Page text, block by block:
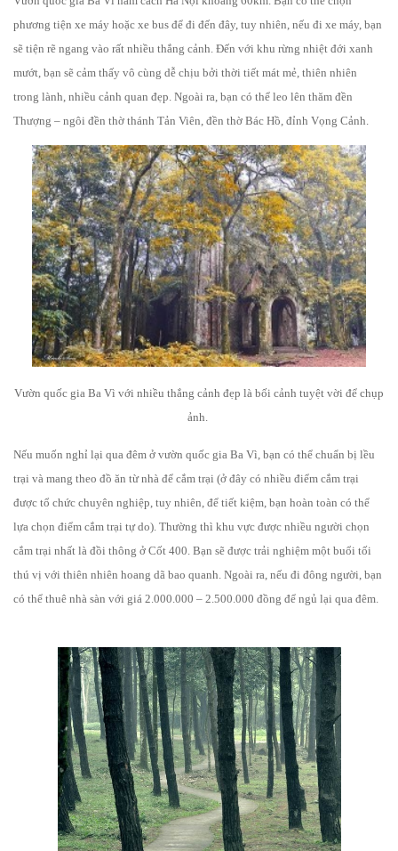
phương tiện xe máy hoặc xe bus để đi đến đây, tuy nhiên, nếu đi xe máy, bạn
sẽ tiện rẽ ngang vào rất nhiều thắng cảnh. Đến với khu rừng nhiệt đới xanh
mướt, bạn sẽ cảm thấy vô cùng dễ chịu bởi thời tiết mát mẻ, thiên nhiên
trong lành, nhiều cảnh quan đẹp. Ngoài ra, bạn có thể leo lên thăm đền
Thượng – ngôi đền thờ thánh Tản Viên, đền thờ Bác Hồ, đỉnh Vọng Cảnh.
Vườn quốc gia Ba Vì với nhiều thắng cảnh đẹp là bối cảnh tuyệt vời để chụp
ảnh.
Nếu muốn nghỉ lại qua đêm ở vườn quốc gia Ba Vì, bạn có thể chuẩn bị lều
trại và mang theo đồ ăn từ nhà để cắm trại (ở đây có nhiều điểm cắm trại
được tổ chức chuyên nghiệp, tuy nhiên, để tiết kiệm, bạn hoàn toàn có thể
lựa chọn điểm cắm trại tự do). Thường thì khu vực được nhiều người chọn
cắm trại nhất là đồi thông ở Cốt 400. Bạn sẽ được trải nghiệm một buổi tối
thú vị với thiên nhiên hoang dã bao quanh. Ngoài ra, nếu đi đông người, bạn
có thể thuê nhà sàn với giá 2.000.000 – 2.500.000 đồng để ngủ lại qua đêm.